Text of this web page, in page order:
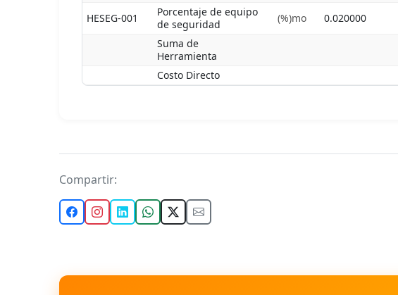
HESEG-001
Porcentaje de equipo
de seguridad
(%)mo 0.020000
Suma de
Herramienta
Costo Directo
Compartir: